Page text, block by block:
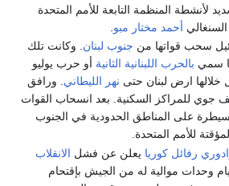
لأنشطة المنظمة التابعة للأمم المتحدة
السنغالي أحمد مختار مبو
سحب قواتها من جنوب لبنان. وكانت تلك
سمي بالحرب اللبنانية الثانية أو حرب يوليو
خلالها ارض لبنان حتى نهر الليطاني. ورافق
جوي للمراكز السكنية. بعد انسحاب القوات
على المناطق الحدودية في الجنوب
للأمم المتحدة.
رفائل كوريا يعلن عن فشل الانقلاب
وحدات موالية له من الجيش بإقتحام